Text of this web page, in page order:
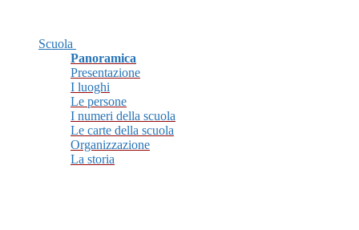
Scuola
Panoramica
Presentazione
I luoghi
Le persone
I numeri della scuola
Le carte della scuola
Organizzazione
La storia